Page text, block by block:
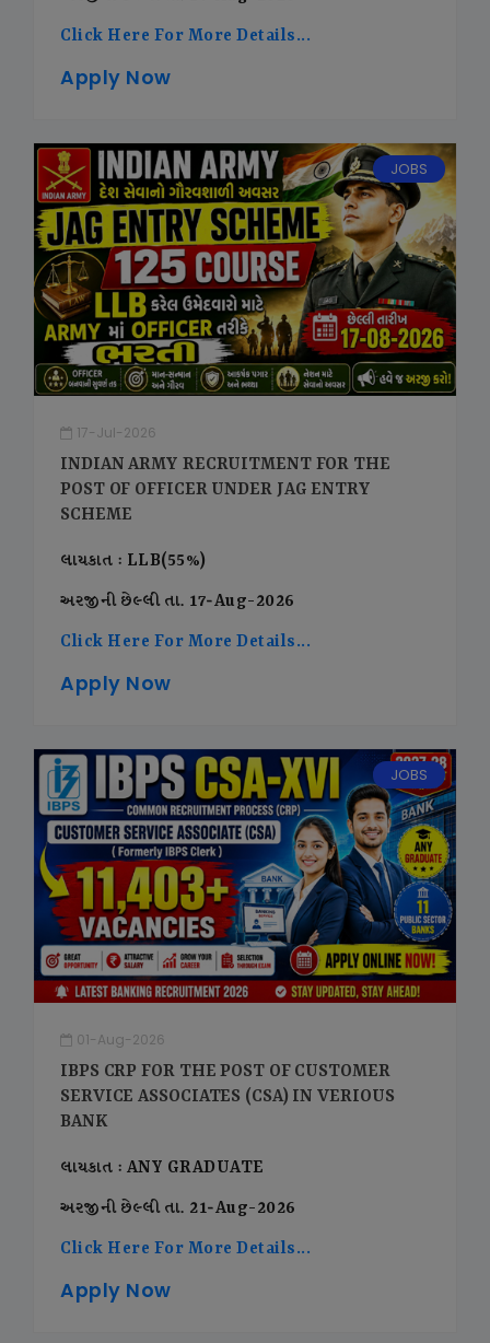
Click Here For More Details...
Apply Now
JOBS
17-Jul-2026
INDIAN ARMY RECRUITMENT FOR THE
POST OF OFFICER UNDER JAG ENTRY
SCHEME
લાયકાત : LLB(55%)
અરજીની છેલ્લી તા. 17-Aug-2026
Click Here For More Details...
Apply Now
JOBS
01-Aug-2026
IBPS CRP FOR THE POST OF CUSTOMER
SERVICE ASSOCIATES (CSA) IN VERIOUS
BANK
લાયકાત : ANY GRADUATE
અરજીની છેલ્લી તા. 21-Aug-2026
Click Here For More Details...
Apply Now